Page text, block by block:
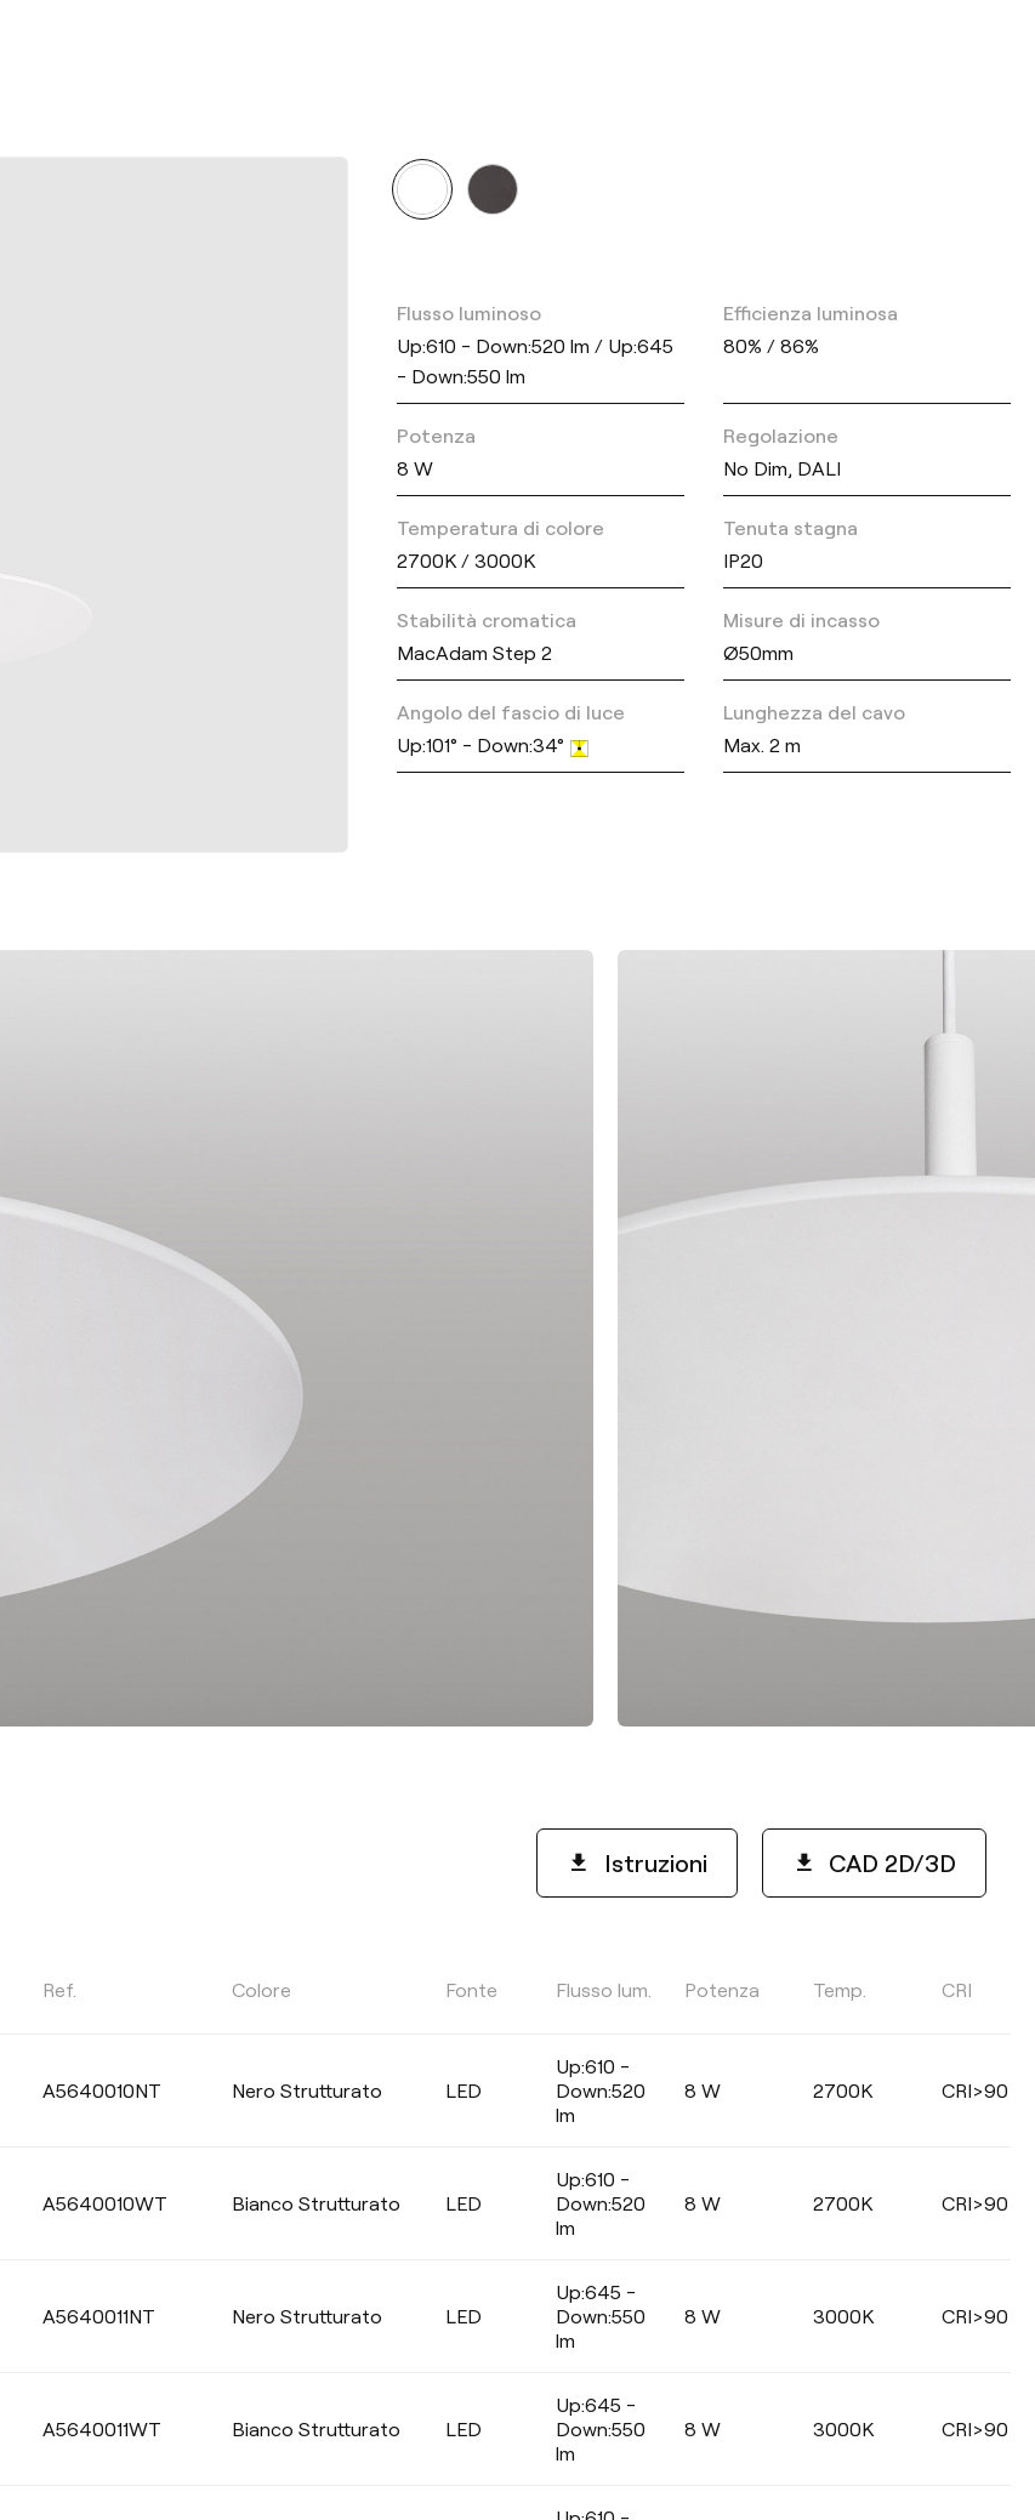
Flusso luminoso
Up:610 - Down:520 lm / Up:645
- Down:550 lm
Efficienza luminosa
80% / 86%
Potenza
8 W
Regolazione
No Dim, DALI
Temperatura di colore
2700K / 3000K
Tenuta stagna
IP20
Stabilità cromatica
MacAdam Step 2
Misure di incasso
Ø50mm
Angolo del fascio di luce
Up:101° - Down:34°
Lunghezza del cavo
Max. 2 m
Istruzioni CAD 2D/3D
TEMPERATURA DI COLORE EFFICIENZA LUMINOSA
Selezionare
COLORE
Ref. Colore Fonte Flusso lum. Potenza Temp. CRI
A5640010NT Nero Strutturato LED
Up:610 -
Down:520
lm
8 W 2700K CRI>90
A5640010WT Bianco Strutturato LED
Up:610 -
Down:520
lm
8 W 2700K CRI>90
A5640011NT Nero Strutturato LED
Up:645 -
Down:550
lm
8 W 3000K CRI>90
A5640011WT Bianco Strutturato LED
Up:645 -
Down:550
lm
8 W 3000K CRI>90